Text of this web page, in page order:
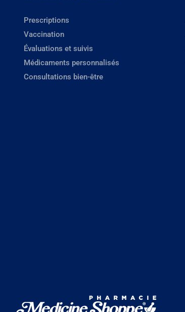
Prescriptions
Vaccination
Évaluations et suivis
Médicaments personnalisés
Consultations bien-être